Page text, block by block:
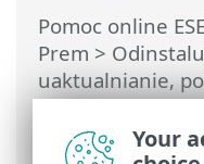
Pomoc online
Prem >
uaktualnianie,
PROTECT
Your